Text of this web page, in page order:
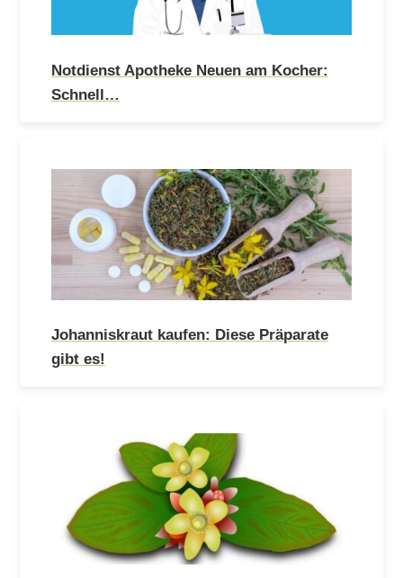
Notdienst Apotheke Neuen am Kocher:
Schnell…
Johanniskraut kaufen: Diese Präparate
gibt es!